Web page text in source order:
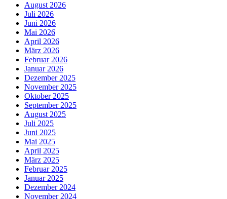
August 2026
Juli 2026
Juni 2026
Mai 2026
April 2026
März 2026
Februar 2026
Januar 2026
Dezember 2025
November 2025
Oktober 2025
September 2025
August 2025
Juli 2025
Juni 2025
Mai 2025
April 2025
März 2025
Februar 2025
Januar 2025
Dezember 2024
November 2024